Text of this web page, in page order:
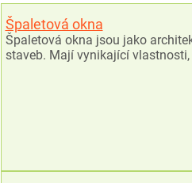
Špaletová okna
Špaletová okna jsou jako
staveb. Mají vynikající